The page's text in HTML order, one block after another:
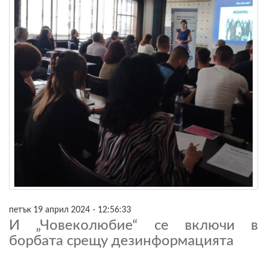
петък 19 април 2024 - 12:56:33
И „Човеколюбие“ се включи в
борбата срещу дезинформацията